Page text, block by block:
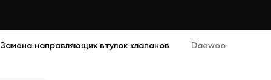
Замена направляющих втулок клапанов Daewoo